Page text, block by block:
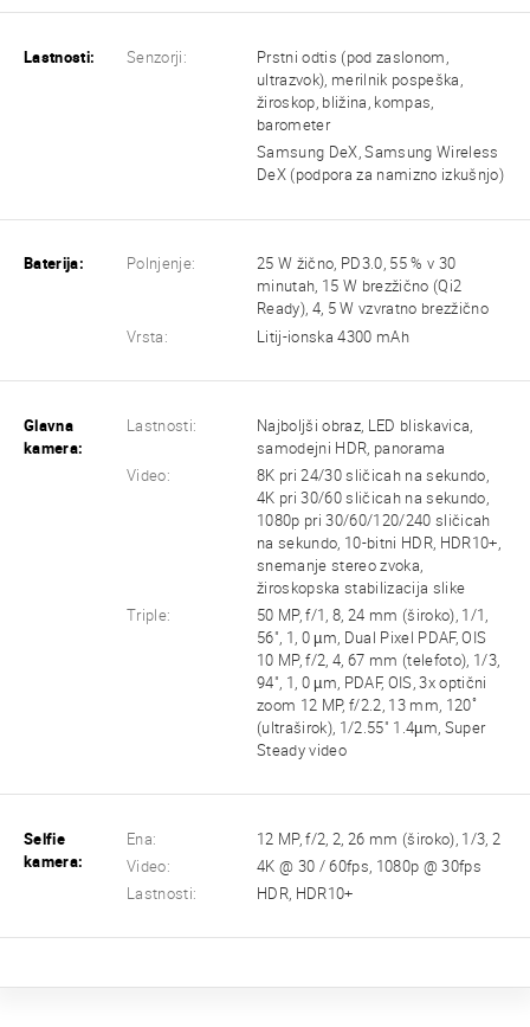
Lastnosti: Senzorji:
Prstni odtis (pod zaslonom,
ultrazvok), merilnik pospeška,
žiroskop, bližina, kompas,
barometer
Samsung DeX, Samsung Wireless
DeX (podpora za namizno izkušnjo)
Baterija: Polnjenje:
25 W žično, PD3.0, 55 % v 30
minutah, 15 W brezžično (Qi2
Ready), 4, 5 W vzvratno brezžično
Vrsta:
Litij-ionska 4300 mAh
Glavna
kamera:
Lastnosti:
Najboljši obraz, LED bliskavica,
samodejni HDR, panorama
Video:
8K pri 24/30 sličicah na sekundo,
4K pri 30/60 sličicah na sekundo,
1080p pri 30/60/120/240 sličicah
na sekundo, 10-bitni HDR, HDR10+,
snemanje stereo zvoka,
žiroskopska stabilizacija slike
Triple:
50 MP, f/1, 8, 24 mm (široko), 1/1,
56", 1, 0 µm, Dual Pixel PDAF, OIS
10 MP, f/2, 4, 67 mm (telefoto), 1/3,
94", 1, 0 µm, PDAF, OIS, 3x optični
zoom 12 MP, f/2.2, 13 mm, 120˚
(ultraširok), 1/2.55" 1.4µm, Super
Steady video
Selfie
kamera:
Ena:
12 MP, f/2, 2, 26 mm (široko), 1/3, 2
Video:
4K @ 30 / 60fps, 1080p @ 30fps
Lastnosti:
HDR, HDR10+